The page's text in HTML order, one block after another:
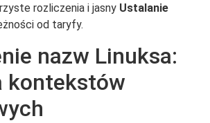
rozliczenia i jasny Ustalanie
od taryfy.
nazw Linuksa:
kontekstów